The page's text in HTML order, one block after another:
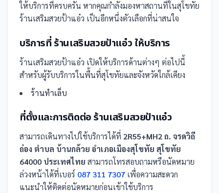
ให้บริการที่ครบครัน หากคุณกำลังมองหาสถานที่ในสุโขทัย
ร้านเสริมสวยป้าแอ๋ว เป็นอีกหนึ่งตัวเลือกที่น่าสนใจ
บริการที่ ร้านเสริมสวยป้าแอ๋ว ให้บริการ
ร้านเสริมสวยป้าแอ๋ว เปิดให้บริการด้านต่างๆ ต่อไปนี้
สำหรับผู้รับบริการในพื้นที่สุโขทัยและจังหวัดใกล้เคียง
ร้านทำเล็บ
ที่ตั้งและการติดต่อ ร้านเสริมสวยป้าแอ๋ว
สามารถเดินทางไปใช้บริการได้ที่ 2R55+MH2 ถ. จรดวิถี
ถ่อง ตำบล บ้านกล้วย อำเภอเมืองสุโขทัย สุโขทัย
64000 ประเทศไทย สามารถโทรสอบถามหรือนัดหมาย
ล่วงหน้าได้ที่เบอร์ 087 311 7307 เพื่อความสะดวก
แนะนำให้ติดต่อนัดหมายก่อนเข้าใช้บริการ